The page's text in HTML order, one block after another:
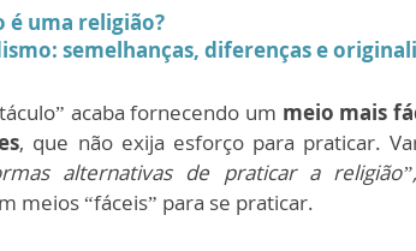
é uma religião?
semelhanças, diferenças e
acaba fornecendo um meio mais
, que não exija esforço para praticar.
alternativas de praticar a religião”,
meios “fáceis” para se praticar.